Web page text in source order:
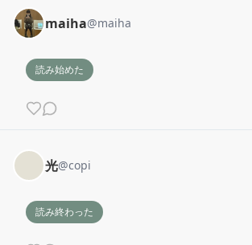
maiha@maiha
読み始めた
光@copi
読み終わった